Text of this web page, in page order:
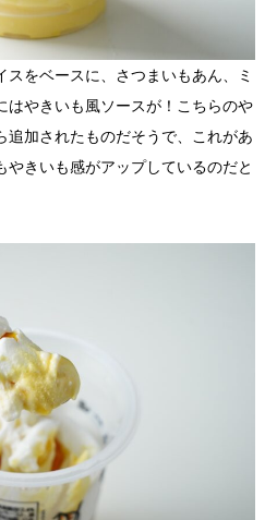
スをベースに、さつまいもあん、ミ
はやきいも風ソースが！こちらのや
追加されたものだそうで、これがあ
やきいも感がアップしているのだと